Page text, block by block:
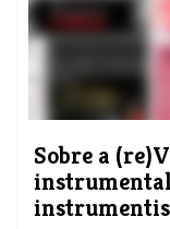
Sobre a
instrumental